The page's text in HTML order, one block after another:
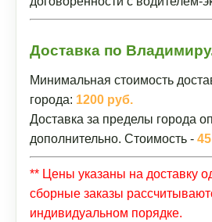
Доставка по
Минимальная стоимость
города: 1200 руб.
Доставка за пределы города
дополнительно. Стоимость -
** Цены указаны на доставку
сборные заказы
индивидуальном порядке.